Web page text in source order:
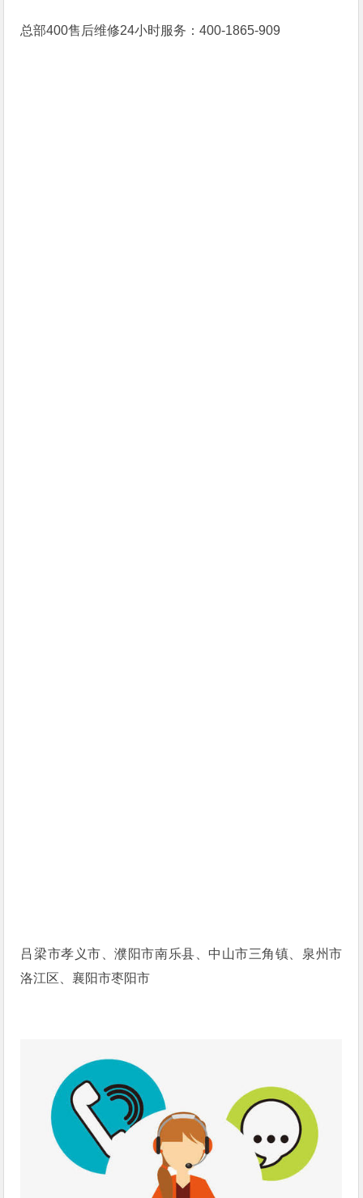
总部400售后维修24小时服务：400-1865-909
吕梁市孝义市、濮阳市南乐县、中山市三角镇、泉州市
洛江区、襄阳市枣阳市